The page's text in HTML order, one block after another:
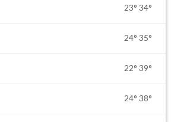
23° 34°
24° 35°
22° 39°
24° 38°